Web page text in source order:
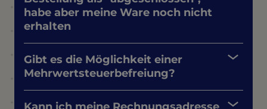
habe aber meine Ware noch nicht
erhalten
Gibt es die Möglichkeit einer
Mehrwertsteuerbefreiung?
Kann ich meine Rechnungsadresse